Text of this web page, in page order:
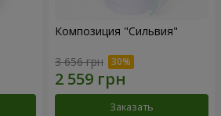
Композиция "Сильвия"
3 656 грн
Заказать